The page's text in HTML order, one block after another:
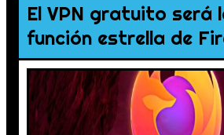
El VPN gratuito será
función estrella de